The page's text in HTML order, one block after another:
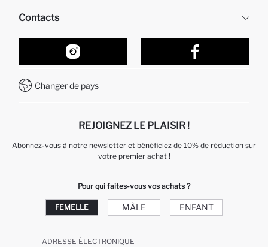
Retour et changement
Suivi de la Commande
Comment acheter sur DeFacto ?
Comment payer sur DeFacto?
Contacts
Nos Magasins
Formulaire de contact
Service Client +212 525 076 633
Changer de pays
REJOIGNEZ LE PLAISIR !
Abonnez-vous à notre newsletter et bénéficiez de 10% de réduction sur
votre premier achat !
Pour qui faites-vous vos achats ?
FEMELLE MÂLE ENFANT
ADRESSE ÉLECTRONIQUE